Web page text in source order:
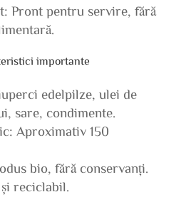
Pront pentru servire, fără
importante
edelpilze, ulei de
sare, condimente.
Aproximativ 150
bio, fără conservanți.
reciclabil.